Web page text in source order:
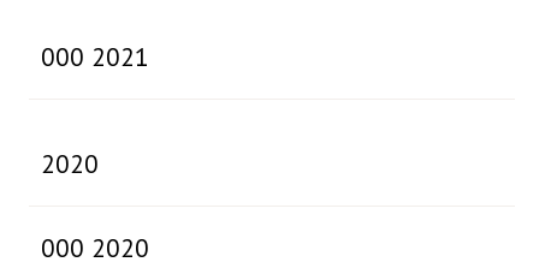
000 2021
2020
000 2020